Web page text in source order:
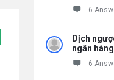
6
Dịch
ngân hàng
6